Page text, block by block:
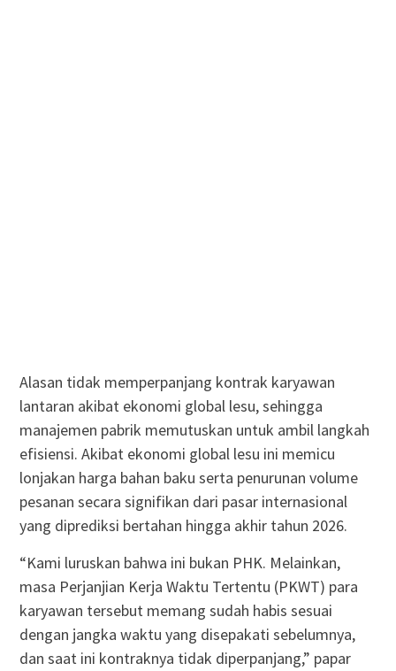
Alasan tidak memperpanjang kontrak karyawan
lantaran akibat ekonomi global lesu, sehingga
manajemen pabrik memutuskan untuk ambil langkah
efisiensi. Akibat ekonomi global lesu ini memicu
lonjakan harga bahan baku serta penurunan volume
pesanan secara signifikan dari pasar internasional
yang diprediksi bertahan hingga akhir tahun 2026.
“Kami luruskan bahwa ini bukan PHK. Melainkan,
masa Perjanjian Kerja Waktu Tertentu (PKWT) para
karyawan tersebut memang sudah habis sesuai
dengan jangka waktu yang disepakati sebelumnya,
dan saat ini kontraknya tidak diperpanjang,” papar